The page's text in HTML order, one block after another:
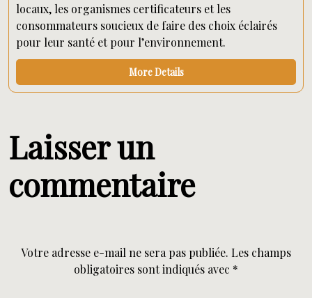
locaux, les organismes certificateurs et les
consommateurs soucieux de faire des choix éclairés
pour leur santé et pour l’environnement.
More Details
Laisser un
commentaire
Votre adresse e-mail ne sera pas publiée. Les champs
obligatoires sont indiqués avec *